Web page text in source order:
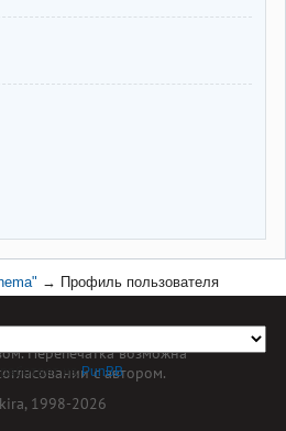
→ Профиль пользователя
наPunBB
hkcinema.ru защищен
Перепечатка возможна
с автором.
1998-2026